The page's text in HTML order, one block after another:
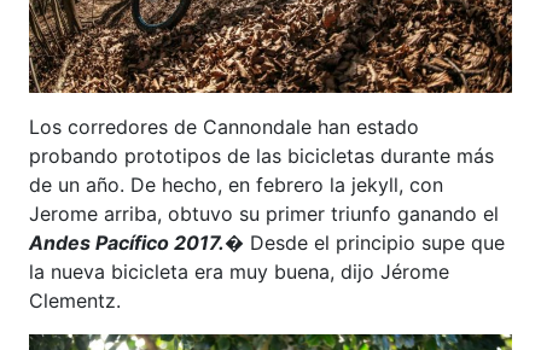
Los corredores de Cannondale han estado
probando prototipos de las bicicletas durante más
de un año. De hecho, en febrero la jekyll, con
Jerome arriba, obtuvo su primer triunfo ganando el
Andes Pacífico 2017.� Desde el principio supe que
la nueva bicicleta era muy buena, dijo Jérome
Clementz.